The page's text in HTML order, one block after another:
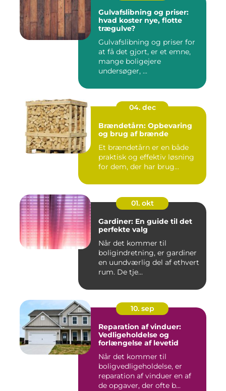
Gulvafslibning og priser:
hvad koster nye, flotte
trægulve?
Gulvafslibning og priser for
at få det gjort, er et emne,
mange boligejere
undersøger, ...
04. dec
Brændetårn: Opbevaring
og brug af brænde
Et brændetårn er en både
praktisk og effektiv løsning
for dem, der har brug...
01. okt
Gardiner: En guide til det
perfekte valg
Når det kommer til
boligindretning, er gardiner
en uundværlig del af ethvert
rum. De tje...
10. sep
Reparation af vinduer:
Vedligeholdelse og
forlængelse af levetid
Når det kommer til
boligvedligeholdelse, er
reparation af vinduer en af
de opgaver, der ofte b...